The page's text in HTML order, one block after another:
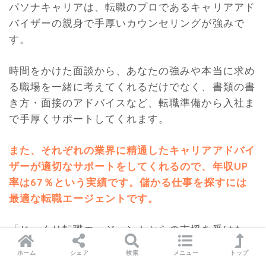
パソナキャリアは、転職のプロであるキャリアアド
バイザーの親身で手厚いカウンセリングが強みで
す。
時間をかけた面談から、あなたの強みや本当に求め
る職場を一緒に考えてくれるだけでなく、書類の書
き方・面接のアドバイスなど、転職準備から入社ま
で手厚くサポートしてくれます。
また、それぞれの業界に精通したキャリアアドバイ
ザーが適切なサポートをしてくれるので、年収UP
率は67％という実績です。儲かる仕事を探すには
最適な転職エージェントです。
「じっくり転職エージェントからの支援を受けた
い」という方に、パソナキャリはおすすめの転職サ
ホーム シェア 検索 メニュー トップ